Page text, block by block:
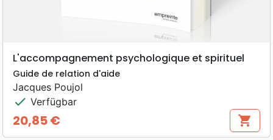
L'accompagnement psychologique et spirituel
Guide de relation d'aide
Jacques Poujol
check Verfügbar
Preis
20,85 € shopping_cart